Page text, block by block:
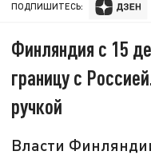
ПОДПИШИТЕСЬ:
Финляндия с 15
границу с
ручкой
Власти